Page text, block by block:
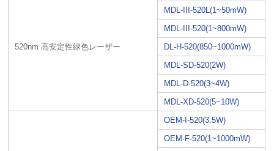
520nm 高安定性緑色レーザー
MDL-III-520L(1~50mW)
MDL-III-520(1~800mW)
DL-H-520(850~1000mW)
MDL-SD-520(2W)
MDL-D-520(3~4W)
MDL-XD-520(5~10W)
OEM-I-520(3.5W)
OEM-F-520(1~1000mW)